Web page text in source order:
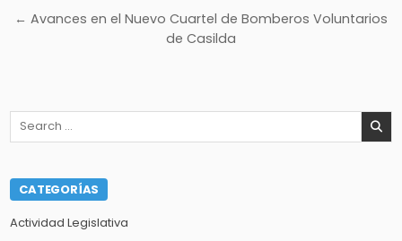
entradas
← Avances en el Nuevo Cuartel de Bomberos Voluntarios
de Casilda
Search
CATEGORÍAS
Actividad Legislativa